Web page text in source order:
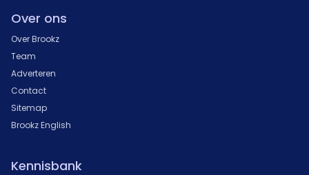
Over ons
Over Brookz
Team
Adverteren
Contact
Sitemap
Brookz English
Kennisbank